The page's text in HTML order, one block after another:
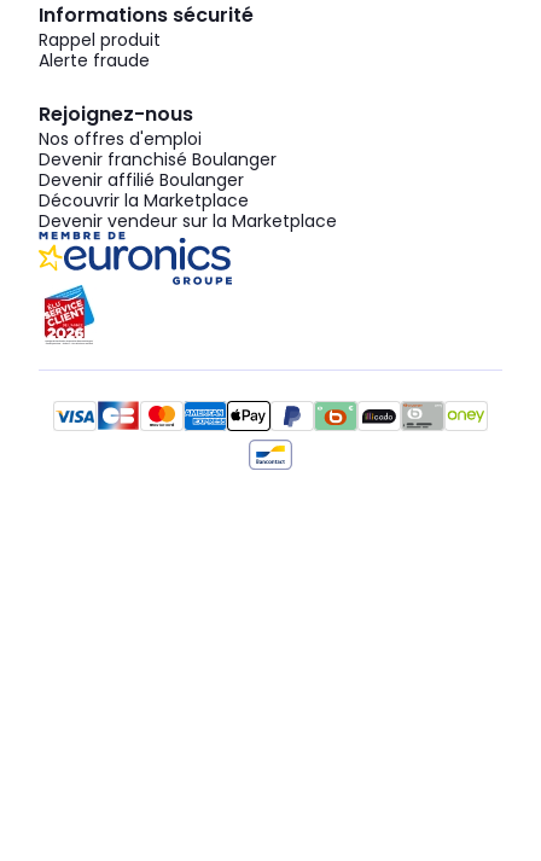
Informations sécurité
Rappel produit
Alerte fraude
Rejoignez-nous
Nos offres d'emploi
Devenir franchisé Boulanger
Devenir affilié Boulanger
Découvrir la Marketplace
Devenir vendeur sur la Marketplace